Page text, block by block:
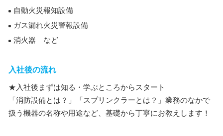
自動火災報知設備
ガス漏れ火災警報設備
消火器 など
入社後の流れ
★入社後まずは知る・学ぶところからスタート
「消防設備とは？」「スプリンクラーとは？」業務のなかで
扱う機器の名称や用途など、基礎から丁寧にお教えします！